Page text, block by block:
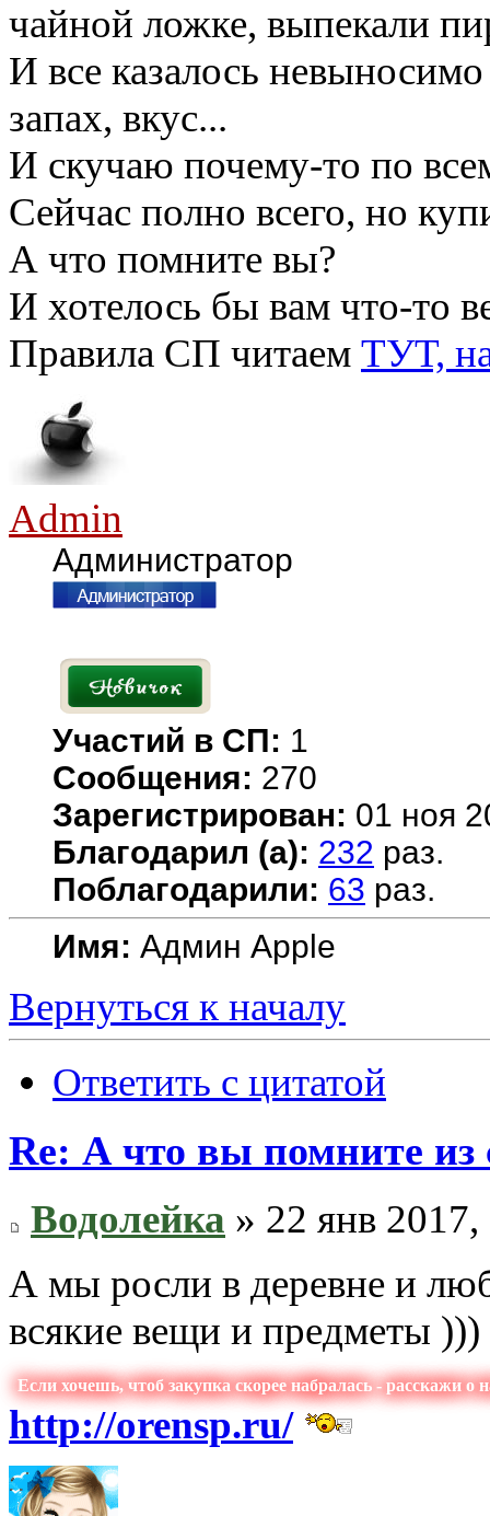
чайной ложке, выпекали
И все казалось
запах, вкус...
И скучаю почему-то по
Сейчас полно всего, но
А что помните вы?
И хотелось бы вам что-то
Правила СП читаем ТУТ,
Admin
Администратор
Участий в СП: 1
Сообщения: 270
Зарегистрирован: 01 ноя
Благодарил (а): 232 раз.
Поблагодарили: 63 раз.
Имя: Админ Apple
Вернуться к началу
Ответить с цитатой
Re: А что вы помните из
Водолейка » 22 янв
А мы росли в деревне и
всякие вещи и предметы )))
Если хочешь, чтоб закупка скорее набралась - расскажи о
http://orensp.ru/